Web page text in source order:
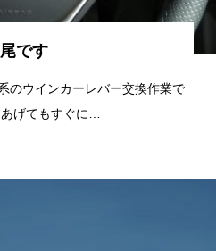
です
のウインカーレバー交換作業で
げてもすぐに…